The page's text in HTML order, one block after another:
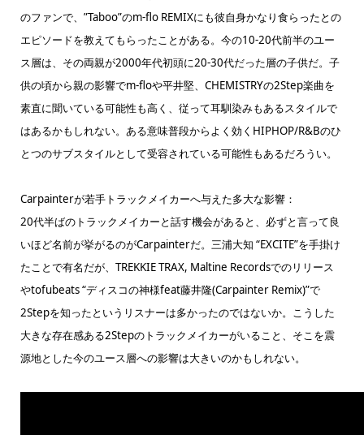
のファンで、”Taboo”のm-flo REMIXにも彼自身かなり食らったとの
エピソードを教えてもらったことがある。今の10-20代前半のユー
ス層は、その両親が2000年代初頭に20-30代だった層の子供だ。子
供の頃から親の影響でm-floや平井堅、CHEMISTRYの2Step楽曲を
素直に聞いている可能性も高く、従って耳馴染みもあるスタイルで
はあるかもしれない。ある意味普段からよく効くHIPHOP/R&Bのひ
とつのサブスタイルとして受容されている可能性もあるだろうい。
Carpainterが若手トラックメイカーへ与えた多大な影響：
20代半ばのトラックメイカーと話す機会があると、必ずと言って良
いほど名前が挙がるのがCarpainterだ。三浦大知 “EXCITE”を手掛け
たことで有名だが、TREKKIE TRAX, Maltine Recordsでのリリース
やtofubeats “ディスコの神様feat藤井隆(Carpainter Remix)”で
2Stepを知ったというリスナーは多かったのではないか。こうした
大きな存在感ある2Stepのトラックメイカーがいること、そこを震
源地とした今のユース層への影響は大きいのかもしれない。